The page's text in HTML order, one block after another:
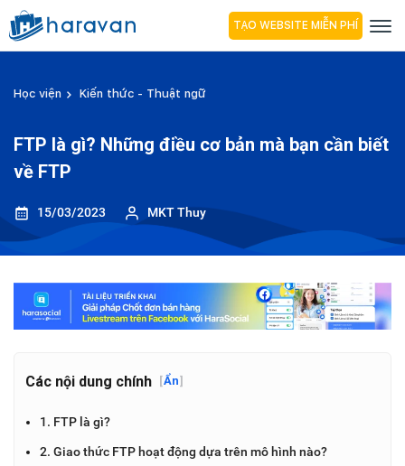
TẠO WEBSITE MIỄN PHÍ
Học viện Kiến thức - Thuật ngữ
FTP là gì? Những điều cơ bản mà bạn cần biết
về FTP
15/03/2023 MKT Thuy
Các nội dung chính [Ẩn]
1. FTP là gì?
2. Giao thức FTP hoạt động dựa trên mô hình nào?